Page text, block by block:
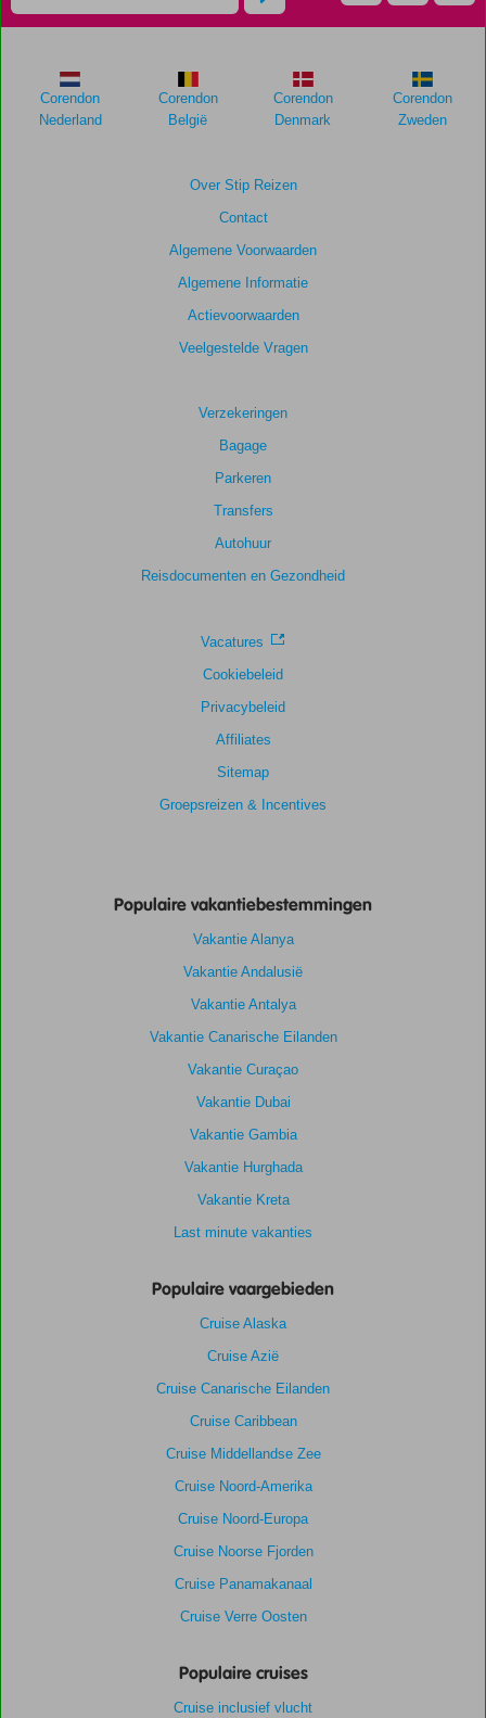
niet
weergegeven
om
de
8,1
9,5
Kamers
7,1
Over Stip Reizen
Contact
Algemene Voorwaarden
Algemene Informatie
Actievoorwaarden
Veelgestelde Vragen
Verzekeringen
Bagage
Parkeren
Transfers
Autohuur
Reisdocumenten en Gezondheid
Vacatures
Cookiebeleid
Privacybeleid
Affiliates
Sitemap
Groepsreizen & Incentives
Corendon
Nederland
Corendon
België
Corendon
Denmark
Corendon
Zweden
Populaire vakantiebestemmingen
Vakantie Alanya
Vakantie Andalusië
Vakantie Antalya
Vakantie Canarische Eilanden
Vakantie Curaçao
Vakantie Dubai
Vakantie Gambia
Vakantie Hurghada
Vakantie Kreta
Last minute vakanties
Populaire vaargebieden
Cruise Alaska
Cruise Azië
Cruise Canarische Eilanden
Cruise Caribbean
Cruise Middellandse Zee
Cruise Noord-Amerika
Cruise Noord-Europa
Cruise Noorse Fjorden
Cruise Panamakanaal
Cruise Verre Oosten
Populaire cruises
Cruise inclusief vlucht